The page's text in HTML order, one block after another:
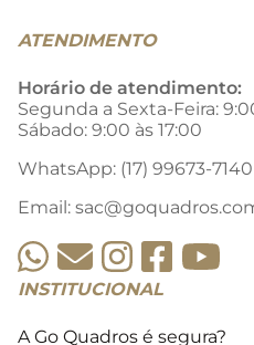
ATENDIMENTO
Horário de atendimento:
Segunda a Sexta-Feira:
Sábado: 9:00 às 17:00
WhatsApp: (17) 99673-7140
Email:
INSTITUCIONAL
A Go Quadros é segura?